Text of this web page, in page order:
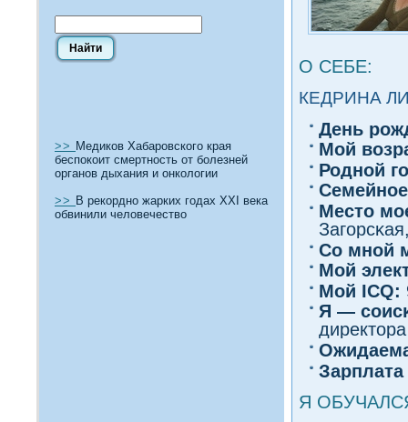
>> Медиков Хабаровского края
беспокоит смертность от болезней
органов дыхания и онкологии
>> В рекордно жарких годах ХХI века
обвинили человечество
О СЕБЕ:
КЕДРИНА
День
Мοй
Роднοй
Место
Со мнοй
Мой
Мοй ICQ:
Я —
Я